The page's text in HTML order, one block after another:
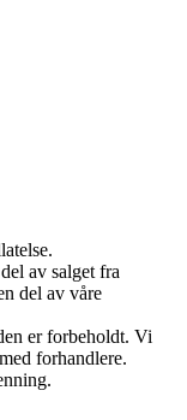
av salget fra
del av våre
er forbeholdt. Vi
forhandlere.